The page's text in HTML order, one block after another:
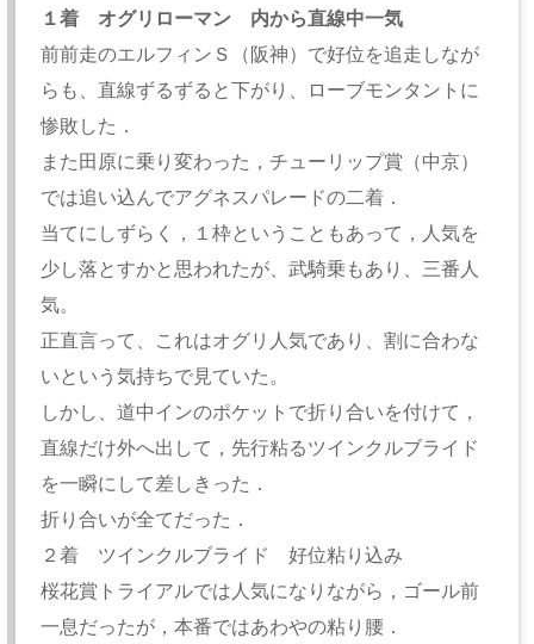
１着 オグリローマン 内から直線中一気
前前走のエルフィンＳ（阪神）で好位を追走しなが
らも、直線ずるずると下がり、ローブモンタントに
惨敗した．
また田原に乗り変わった，チューリップ賞（中京）
では追い込んでアグネスパレードの二着．
当てにしずらく，１枠ということもあって，人気を
少し落とすかと思われたが、武騎乗もあり、三番人
気。
正直言って、これはオグリ人気であり、割に合わな
いという気持ちで見ていた。
しかし、道中インのポケットで折り合いを付けて，
直線だけ外へ出して，先行粘るツインクルブライド
を一瞬にして差しきった．
折り合いが全てだった．
２着 ツインクルブライド 好位粘り込み
桜花賞トライアルでは人気になりながら，ゴール前
一息だったが，本番ではあわやの粘り腰．